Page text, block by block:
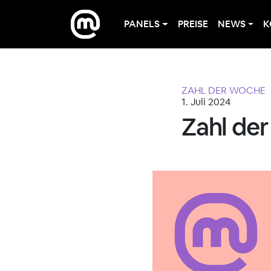
PANELS PREISE NEWS
ZAHL DER WOCHE
1. Juli 2024
Zahl